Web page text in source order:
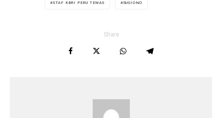
STAF KBRI PERU TEWAS SUGIONO
Share